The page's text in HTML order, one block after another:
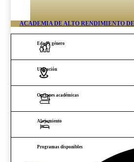
ACADEMIA DE ALTO RENDIMIENTO
Edad y género
Ubicación
Opciones académicas
Alojamiento
Programas disponibles